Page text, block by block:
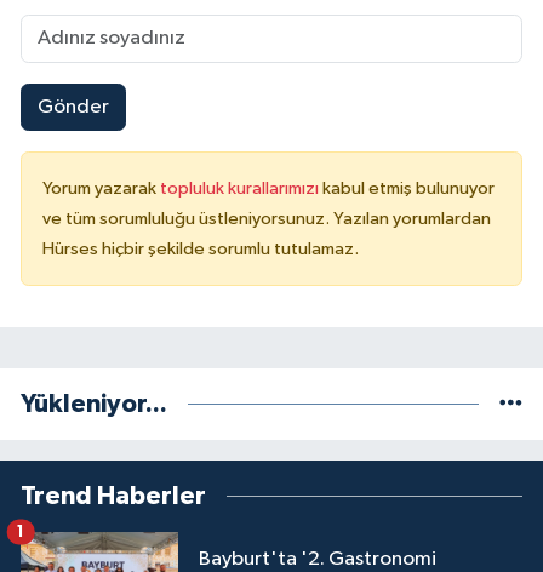
Gönder
Yorum yazarak topluluk kurallarımızı kabul etmiş bulunuyor
ve tüm sorumluluğu üstleniyorsunuz. Yazılan yorumlardan
Hürses hiçbir şekilde sorumlu tutulamaz.
Yükleniyor...
Trend Haberler
Bayburt'ta '2. Gastronomi
1